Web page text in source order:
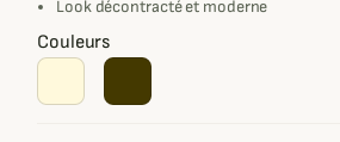
Look décontracté et moderne
Couleurs